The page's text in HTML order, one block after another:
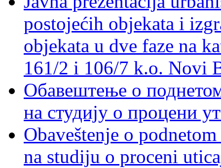
postojećih objekata i
objekata u dve faze na
161/2 i 106/7 k.o. Novi
Обавештење о поднетом
на студију о процени
Obaveštenje o
na studiju o proceni